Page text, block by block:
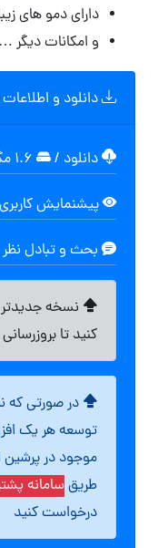
دارای دمو های
و امکانات
دانلود و
دانلود /
پیشنمایش کاربری
بحث و تبادل
نسخه
کنید تا
در صورتی که
توسعه هر یک
موجود در پرشین
طریقسامانه
درخواست کنید